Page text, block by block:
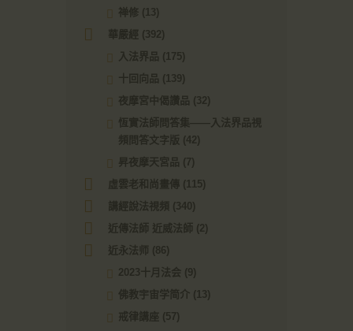
禅修 (13)
華嚴經 (392)
入法界品 (175)
十回向品 (139)
夜摩宮中偈讚品 (32)
恆實法師問答集——入法界品視
頻問答文字版 (42)
昇夜摩天宮品 (7)
虛雲老和尚畫傳
(115)
講經說法視頻
(340)
近傳法師 近威法師 (2)
近永法师
(86)
2023十月法会 (9)
佛教宇宙学简介 (13)
戒律講座 (57)